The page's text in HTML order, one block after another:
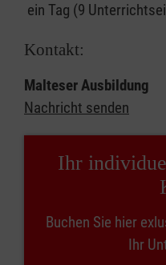
ein Tag (9
Kontakt:
Malteser Ausbildung
Nachricht senden
Ihr
Buchen Sie hier
Ihr